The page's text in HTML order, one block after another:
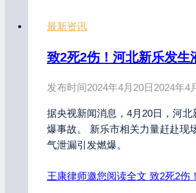
最新资讯
致2死2伤！河北新乐发生
发布时间 2024年4月20日 2024年4
据央视新闻消息，4月20日，河
爆事故。 新乐市相关力量赶赴现
气泄漏引发燃爆。
王康律师邀您阅读全文 致2死2伤